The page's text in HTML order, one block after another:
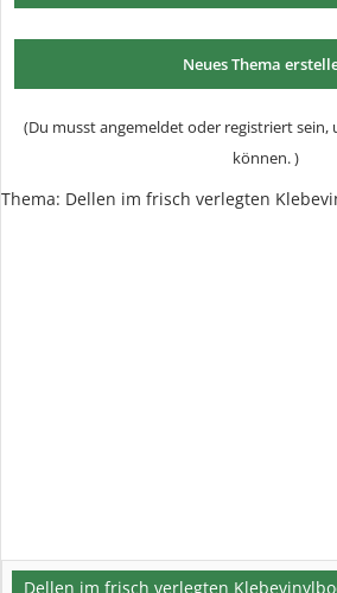
Neues Thema
(Du musst angemeldet oder registriert sein,
können. )
Thema: Dellen im frisch verlegten
Dellen im frisch verlegten